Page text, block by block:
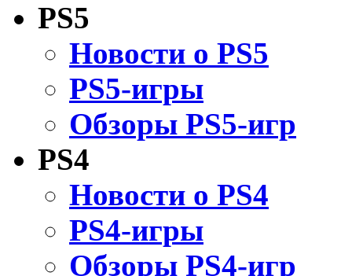
PS5
Новости о PS5
PS5-игры
Обзоры PS5-игр
PS4
Новости о PS4
PS4-игры
Обзоры PS4-игр